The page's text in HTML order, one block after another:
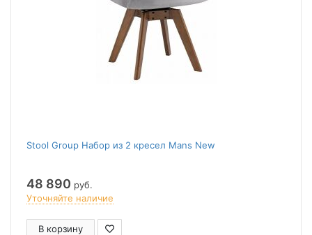
Stool Group Набор из 2 кресел Mans New
48 890 руб.
Уточняйте наличие
В корзину